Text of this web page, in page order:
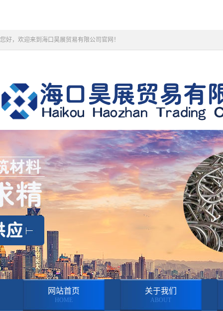
您好，欢迎来到海口昊展贸易有限公司官网！
网站首页
HOME
关于我们
ABOUT